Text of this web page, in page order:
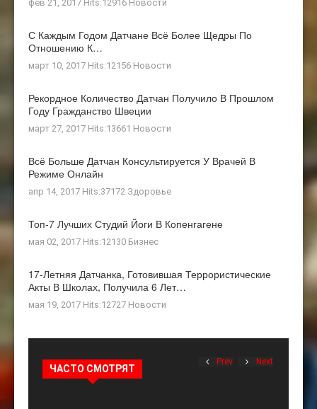
фев 21, 2017 Hits:12916 Новости
С Каждым Годом Датчане Всё Более Щедры По
Отношению К…
март 10, 2017 Hits:12156 Новости
Рекордное Количество Датчан Получило В Прошлом
Году Гражданство Швеции
март 27, 2017 Hits:13661 Новости
Всё Больше Датчан Консультируется У Врачей В
Режиме Онлайн
апр 14, 2017 Hits:37172 Здоровье
Топ-7 Лучших Студий Йоги В Копенгагене
мая 02, 2017 Hits:12130 Бизнес
17-Летняя Датчанка, Готовившая Террористические
Акты В Школах, Получила 6 Лет…
мая 19, 2017 Hits:12727 Новости
ЧАСТО СМОТРЯТ
Prev Next